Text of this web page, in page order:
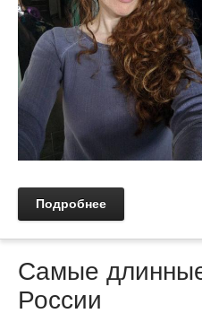
Подробнее
Самые
России